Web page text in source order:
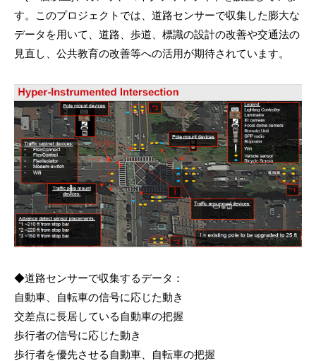
す。このプロジェクトでは、道路センサーで収集した膨大な
データを用いて、道路、歩道、標識の設計の改善や交通法の
見直し、公共教育の改善等への活用が期待されています。
◆道路センサーで収集するデータ：
自動車、自転車の信号に応じた動き
交差点に長居している自動車の把握
歩行者の信号に応じた動き
歩行者を優先させる自動車、自転車の把握